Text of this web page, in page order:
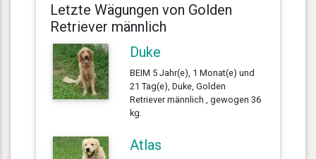
Letzte Wägungen von Golden
Retriever männlich
Duke
BEIM 5 Jahr(e), 1 Monat(e) und
21 Tag(e), Duke, Golden
Retriever männlich , gewogen 36
kg.
Atlas